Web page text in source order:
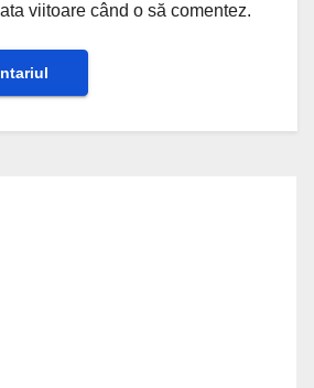
viitoare când o să comentez.